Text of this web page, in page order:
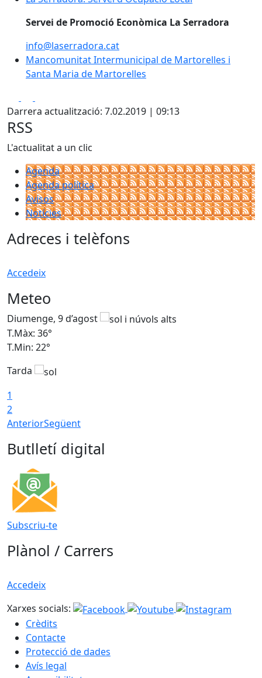
Servei de Promoció Econòmica La Serradora
info@laserradora.cat
Mancomunitat Intermunicipal de Martorelles i
Santa Maria de Martorelles
Darrera actualització: 7.02.2019 | 09:13
RSS
L'actualitat a un clic
Agenda
Agenda política
Avisos
Notícies
Adreces i telèfons
Accedeix
Meteo
Diumenge, 9 d’agost
T.Màx: 36°
T.Min: 22°
Tarda
1
2
AnteriorSegüent
Butlletí digital
Subscriu-te
Plànol / Carrers
Accedeix
Xarxes socials:
Crèdits
Contacte
Protecció de dades
Avís legal